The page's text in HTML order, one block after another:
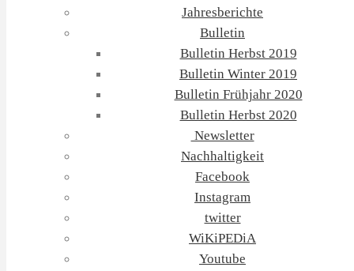
Jahresberichte
Bulletin
Bulletin Herbst 2019
Bulletin Winter 2019
Bulletin Frühjahr 2020
Bulletin Herbst 2020
Newsletter
Nachhaltigkeit
Facebook
Instagram
twitter
WiKiPEDiA
Youtube